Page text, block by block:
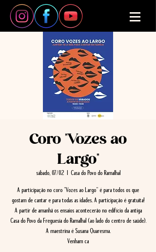
Coro "Vozes ao
Largo"
sábado, 07/02
  |
Casa do Povo do Ramalhal
A participação no coro "Vozes ao Largo" é para todos os que
gostam de cantar e para todas as idades. A participação é gratuita!
A partir de amanhã os ensaios acontecerão no edifício da antiga
Casa do Povo da Freguesia do Ramalhal (ao lado do centro de saúde).
A maestrina é Susana Quaresma.
Venham ca